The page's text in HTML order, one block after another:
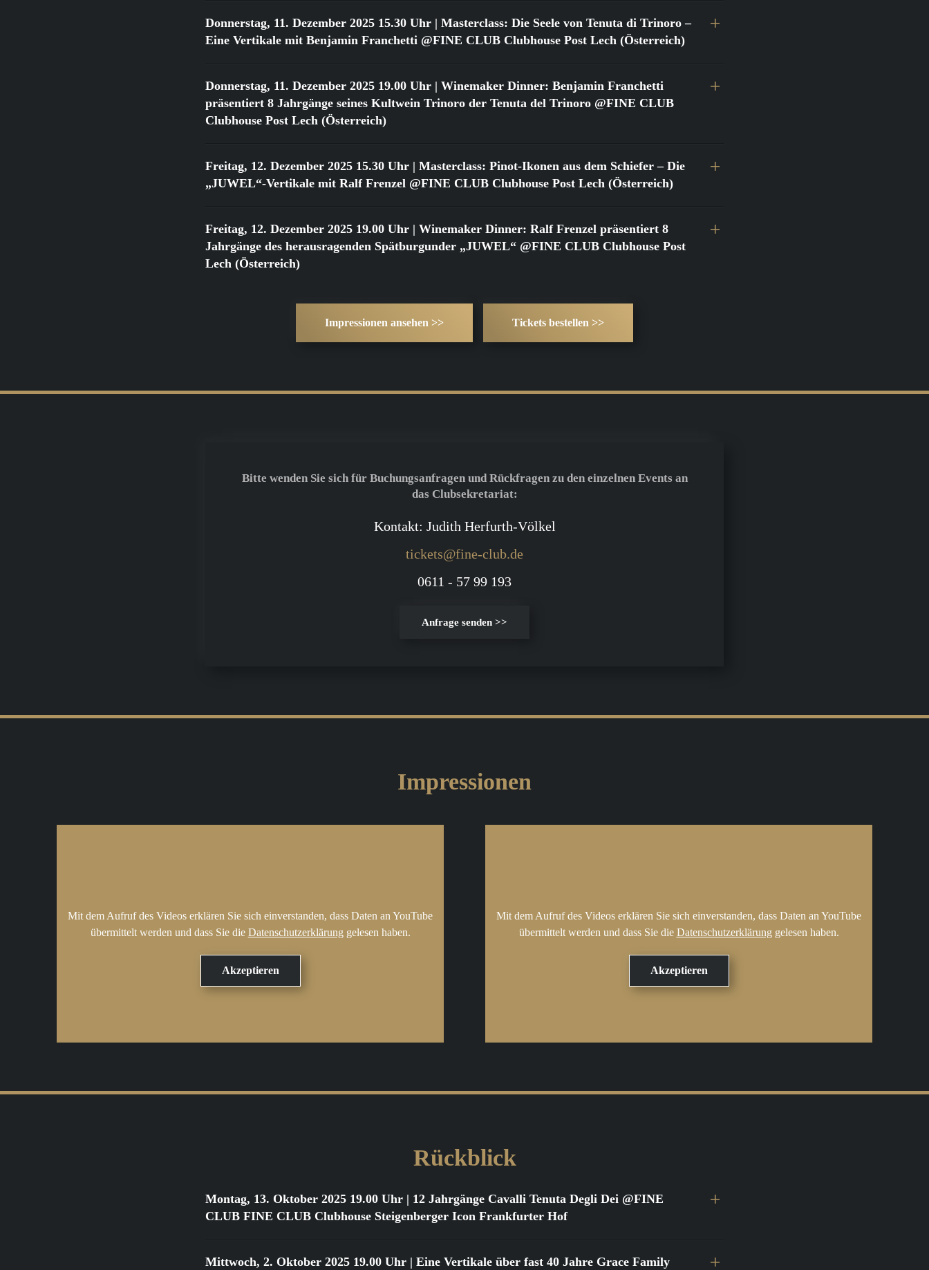
Donnerstag, 11. Dezember 2025 15.30 Uhr | Masterclass: Die Seele von Tenuta di Trinoro –
Eine Vertikale mit Benjamin Franchetti @FINE CLUB Clubhouse Post Lech (Österreich)
Donnerstag, 11. Dezember 2025 19.00 Uhr | Winemaker Dinner: Benjamin Franchetti
präsentiert 8 Jahrgänge seines Kultwein Trinoro der Tenuta del Trinoro @FINE CLUB
Clubhouse Post Lech (Österreich)
Freitag, 12. Dezember 2025 15.30 Uhr | Masterclass: Pinot-Ikonen aus dem Schiefer – Die
„JUWEL“-Vertikale mit Ralf Frenzel @FINE CLUB Clubhouse Post Lech (Österreich)
Freitag, 12. Dezember 2025 19.00 Uhr | Winemaker Dinner: Ralf Frenzel präsentiert 8
Jahrgänge des herausragenden Spätburgunder „JUWEL“ @FINE CLUB Clubhouse Post
Lech (Österreich)
Impressionen ansehen >> Tickets bestellen >>
Bitte wenden Sie sich für Buchungsanfragen und Rückfragen zu den einzelnen Events an
das Clubsekretariat:
Kontakt: Judith Herfurth-Völkel
tickets@fine-club.de
0611 - 57 99 193
Anfrage senden >>
Impressionen
Mit dem Aufruf des Videos erklären Sie sich einverstanden, dass Daten an YouTube
übermittelt werden und dass Sie die Datenschutzerklärung gelesen haben.
Mit dem Aufruf des Videos erklären Sie sich einverstanden, dass Daten an YouTube
übermittelt werden und dass Sie die Datenschutzerklärung gelesen haben.
Rückblick
Montag, 13. Oktober 2025 19.00 Uhr | 12 Jahrgänge Cavalli Tenuta Degli Dei @FINE
CLUB FINE CLUB Clubhouse Steigenberger Icon Frankfurter Hof
Mittwoch, 2. Oktober 2025 19.00 Uhr | Eine Vertikale über fast 40 Jahre Grace Family